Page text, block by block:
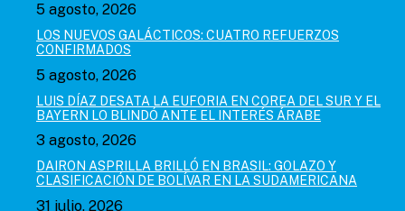
5 agosto, 2026
LOS NUEVOS GALÁCTICOS: CUATRO REFUERZOS
CONFIRMADOS
5 agosto, 2026
LUIS DÍAZ DESATA LA EUFORIA EN COREA DEL SUR Y EL
BAYERN LO BLINDÓ ANTE EL INTERÉS ÁRABE
3 agosto, 2026
DAIRON ASPRILLA BRILLÓ EN BRASIL: GOLAZO Y
CLASIFICACIÓN DE BOLÍVAR EN LA SUDAMERICANA
31 julio, 2026